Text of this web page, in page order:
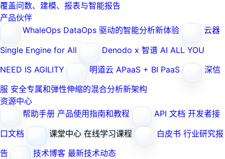
覆盖问数、建模、报表与智能报告
产品伙伴
WhaleOps DataOps 驱动的智能分析新体验
云器
Single Engine for All
Denodo x 智谱 AI ALL YOU
NEED IS AGILITY
明道云 APaaS + BI PaaS
深信
服 安全专属和弹性伸缩的混合分析新架构
资源中心
帮助手册 产品使用指南和教程 API 文档 开发者接
口文档
课堂中心 在线学习课程 白皮书 行业研究报
告
技术博客 最新技术动态